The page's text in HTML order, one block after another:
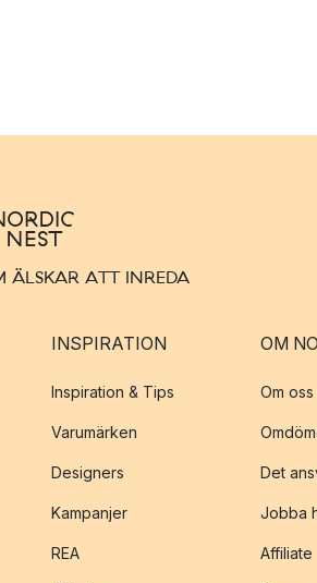
ÄLSKAR ATT INREDA
INSPIRATION
Inspiration & Tips
Varumärken
Designers
Kampanjer
REA
OM
Om oss
Det
Jobba
Affiliate